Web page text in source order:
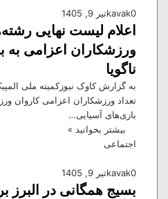
kavakتیر 9, 1405 0
اعلام لیست نهایی
ورزشکاران اعزامی به
ناگویا
به گزارش کاوک نیوزکمیته ملی
تعداد ورزشکاران اعزامی کاروان
بازی‌های آسیایی…
بیشتر بخوانید »
اجتماعی
kavakتیر 9, 1405 0
بسیج همگانی در البرز